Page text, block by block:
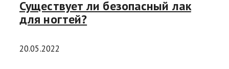
Существует ли безопасный лак
для ногтей?
20.05.2022